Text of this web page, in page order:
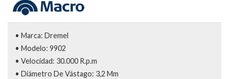
• Marca: Dremel
• Modelo: 9902
• Velocidad: 30.000 R.p.m
• Diámetro De Vástago: 3,2 Mm